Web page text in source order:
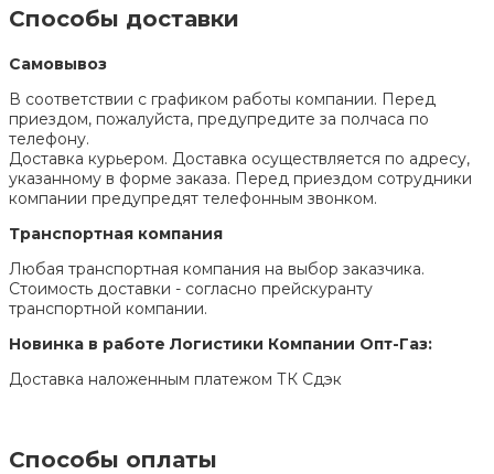
Способы доставки
Самовывоз
В соответствии с графиком работы компании. Перед
приездом, пожалуйста, предупредите за полчаса по
телефону.
Доставка курьером. Доставка осуществляется по адресу,
указанному в форме заказа. Перед приездом сотрудники
компании предупредят телефонным звонком.
Транспортная компания
Любая транспортная компания на выбор заказчика.
Стоимость доставки - согласно прейскуранту
транспортной компании.
Новинка в работе Логистики Компании Опт-Газ:
Доставка наложенным платежом ТК Сдэк
Способы оплаты